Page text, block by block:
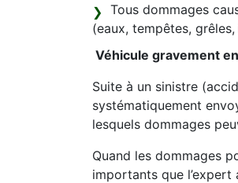
Tous dommages
(eaux, tempêtes,
Véhicule gravement
Suite à un sinistre
systématiquement
lesquels dommages
Quand les dommages
importants que